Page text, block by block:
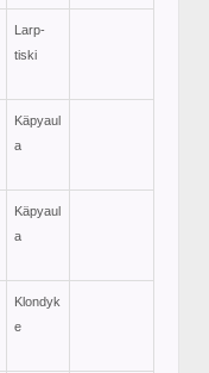
Larp-
tiski
Käpyaul
a
Käpyaul
a
Klondyk
e